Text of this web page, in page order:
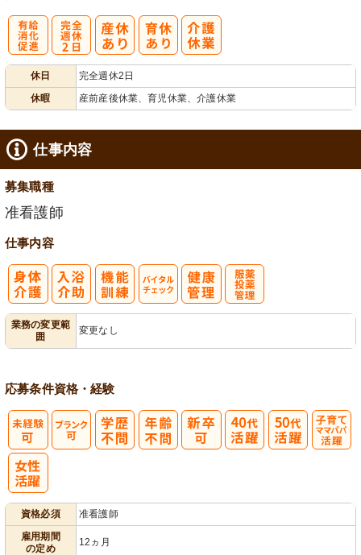
休日
完全週休2日
休暇
産前産後休業、育児休業、介護休業
仕事内容
募集職種
准看護師
仕事内容
業務の変更範
囲
変更なし
応募条件資格・経験
資格必須
准看護師
雇用期間
の定め
12ヵ月